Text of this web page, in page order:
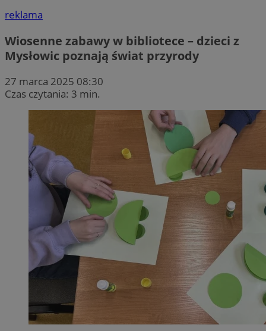
reklama
Wiosenne zabawy w bibliotece – dzieci z
Mysłowic poznają świat przyrody
27 marca 2025 08:30
Czas czytania: 3 min.